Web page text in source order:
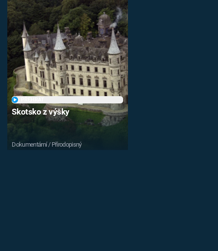
Skotsko z výšky
Dokumentární / Přírodopisný